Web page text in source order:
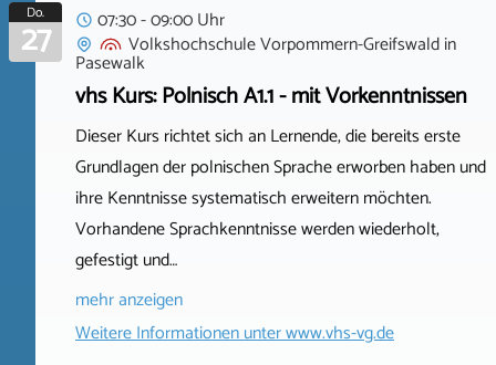
Do.
27
07:30 - 09:00 Uhr
Volkshochschule Vorpommern-Greifswaldin
Pasewalk
vhs Kurs: Polnisch A1.1 - mit Vorkenntnissen
Dieser Kurs richtet sich an Lernende, die bereits erste
Grundlagen der polnischen Sprache erworben haben und
ihre Kenntnisse systematisch erweitern möchten.
Vorhandene Sprachkenntnisse werden wiederholt,
gefestigt und…
mehr anzeigen
Weitere Informationen unterwww.vhs-vg.de